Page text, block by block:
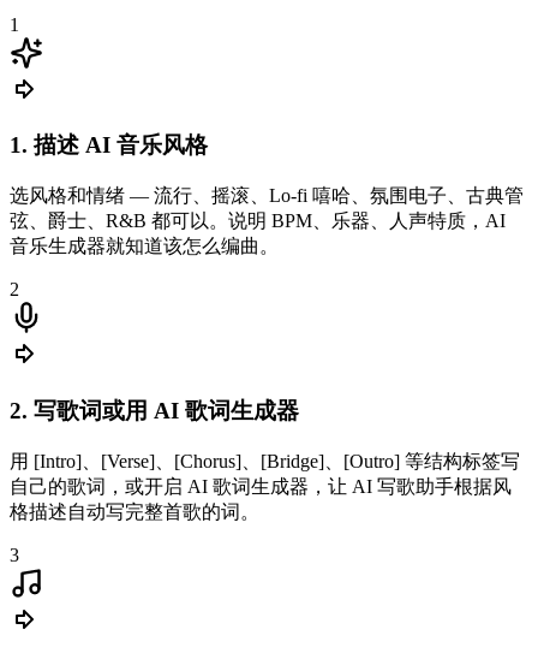
1
1. 描述 AI 音乐风格
选风格和情绪 — 流行、摇滚、Lo-fi 嘻哈、氛围电子、古典管
弦、爵士、R&B 都可以。说明 BPM、乐器、人声特质，AI
音乐生成器就知道该怎么编曲。
2
2. 写歌词或用 AI 歌词生成器
用 [Intro]、[Verse]、[Chorus]、[Bridge]、[Outro] 等结构标签写
自己的歌词，或开启 AI 歌词生成器，让 AI 写歌助手根据风
格描述自动写完整首歌的词。
3